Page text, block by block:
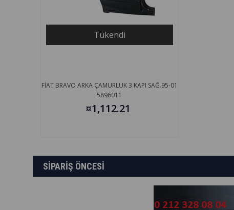
Tükendi
FİAT BRAVO ARKA ÇAMURLUK 3 KAPI SAĞ.95-01
5896011
¤1,112.21
SİPARİŞ ÖNCESİ